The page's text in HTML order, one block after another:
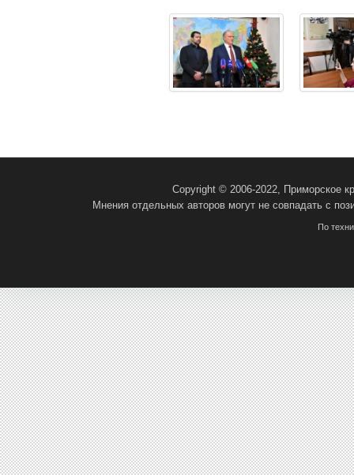
Copyright © 2006-2022, Приморское
Мнения отдельных авторов могут не совпадать с
По